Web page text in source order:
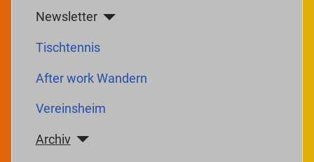
Newsletter
Tischtennis
After work Wandern
Vereinsheim
Archiv